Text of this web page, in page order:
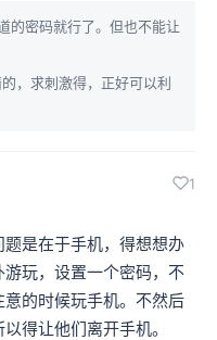
的密码就行了。但也不能让
，求刺激得，正好可以利
1
是在于手机，得想想办
玩，设置一个密码，不
的时候玩手机。不然后
得让他们离开手机。